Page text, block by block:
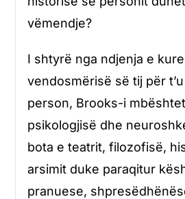
vëmendje?
I shtyrë nga ndjenja e
vendosmërisë së tij për
person, Brooks-i
psikologjisë dhe
bota e teatrit, filozofisë,
arsimit duke paraqitur
pranuese,